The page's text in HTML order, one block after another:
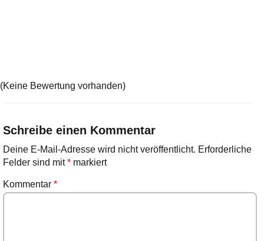
(Keine Bewertung vorhanden)
Schreibe einen Kommentar
Deine E-Mail-Adresse wird nicht veröffentlicht. Erforderliche
Felder sind mit*markiert
Kommentar *